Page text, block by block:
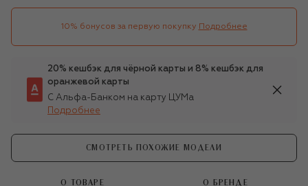
10% бонусов за первую покупку Подробнее
20% кешбэк для чёрной карты и 8% кешбэк для
оранжевой карты
С Альфа-Банком на карту ЦУМа
Подробнее
СМОТРЕТЬ ПОХОЖИЕ МОДЕЛИ
О ТОВАРЕ О БРЕНДЕ